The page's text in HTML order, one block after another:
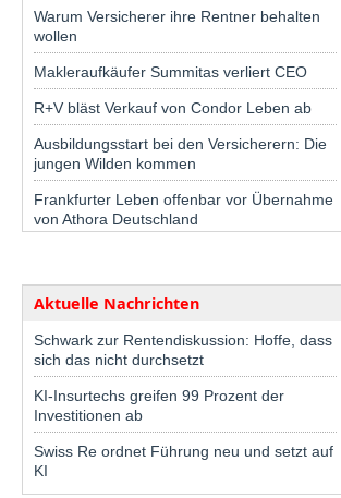
Warum Versicherer ihre Rentner behalten
wollen
Makleraufkäufer Summitas verliert CEO
R+V bläst Verkauf von Condor Leben ab
Ausbildungsstart bei den Versicherern: Die
jungen Wilden kommen
Frankfurter Leben offenbar vor Übernahme
von Athora Deutschland
Aktuelle Nachrichten
Schwark zur Rentendiskussion: Hoffe, dass
sich das nicht durchsetzt
KI-Insurtechs greifen 99 Prozent der
Investitionen ab
Swiss Re ordnet Führung neu und setzt auf
KI